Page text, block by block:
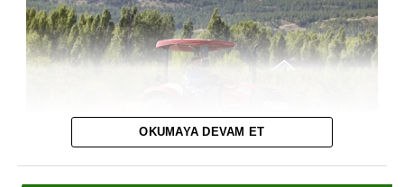
OKUMAYA DEVAM ET